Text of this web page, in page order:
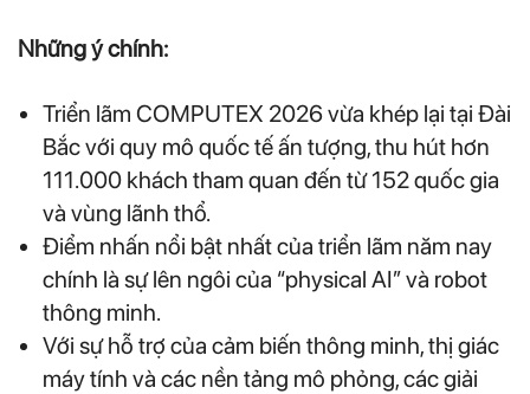
Những ý chính:
Triển lãm COMPUTEX 2026 vừa khép lại tại Đài
Bắc với quy mô quốc tế ấn tượng, thu hút hơn
111.000 khách tham quan đến từ 152 quốc gia
và vùng lãnh thổ.
Điểm nhấn nổi bật nhất của triển lãm năm nay
chính là sự lên ngôi của “physical AI” và robot
thông minh.
Với sự hỗ trợ của cảm biến thông minh, thị giác
máy tính và các nền tảng mô phỏng, các giải